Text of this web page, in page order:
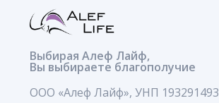
Выбирая Алеф Лайф,
Вы выбираете благополучие
ООО «Алеф Лайф», УНП 193291493